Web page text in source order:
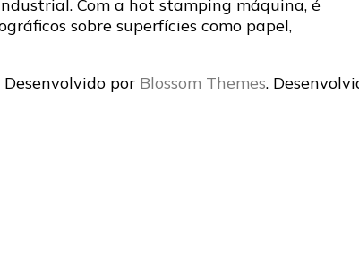
máquina
hot
Com a hot stamping máquina, é
sobre superfícies como papel,
por Blossom Themes.